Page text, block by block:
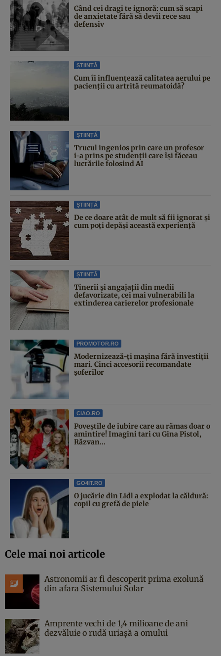
Când cei dragi te ignoră: cum să scapi
de anxietate fără să devii rece sau
defensiv
ȘTIINȚĂ
Cum îi influențează calitatea aerului pe
pacienții cu artrită reumatoidă?
ȘTIINȚĂ
Trucul ingenios prin care un profesor
i-a prins pe studenții care își făceau
lucrările folosind AI
ȘTIINȚĂ
De ce doare atât de mult să fii ignorat și
cum poți depăși această experiență
ȘTIINȚĂ
Tinerii și angajații din medii
defavorizate, cei mai vulnerabili la
extinderea carierelor profesionale
PROMOTOR.RO
Modernizează-ți mașina fără investiții
mari. Cinci accesorii recomandate
șoferilor
CIAO.RO
Poveştile de iubire care au rămas doar o
amintire! Imagini tari cu Gina Pistol,
Răzvan...
GO4IT.RO
O jucărie din Lidl a explodat la căldură:
copil cu grefă de piele
Cele mai noi articole
Astronomii ar fi descoperit prima exolună
din afara Sistemului Solar
Amprente vechi de 1,4 milioane de ani
dezvăluie o rudă uriașă a omului